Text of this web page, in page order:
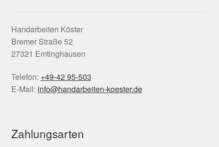
Handarbeiten Köster
Bremer Straße 52
27321 Emtinghausen
Telefon: +49-42 95-503
E-Mail: info@handarbeiten-koester.de
Zahlungsarten